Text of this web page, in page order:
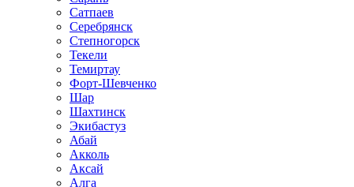
Сатпаев
Серебрянск
Степногорск
Текели
Темиртау
Форт-Шевченко
Шар
Шахтинск
Экибастуз
Абай
Акколь
Аксай
Алга